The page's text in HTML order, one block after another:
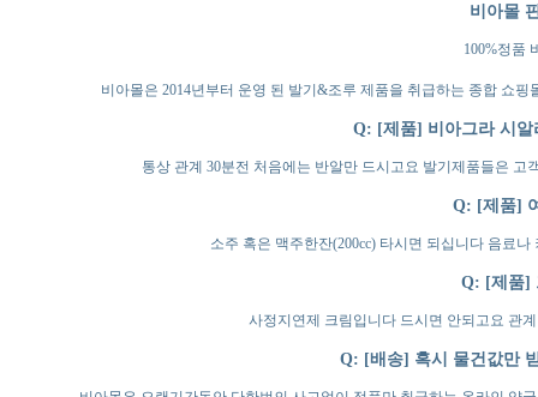
비아몰
100%정품
비아몰은 2014년부터 운영 된 발기&조루 제품을 취급하는 종합 쇼
Q: [제품] 비아그라 시알
통상 관계 30분전 처음에는 반알만 드시고요 발기제품들은
Q: [제품]
소주 혹은 맥주한잔(200cc) 타시면 되십니다 음료
Q: [제품]
사정지연제 크림입니다 드시면 안되고요 관
Q: [배송] 혹시 물건값만